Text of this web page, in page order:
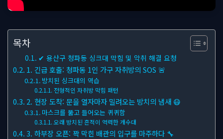
목차
✔ 용산구 청파동 싱크대 막힘 및 악취 해결 요청
1. 긴급 호출: 청파동 1인 가구 자취방의 SOS 🚨
방치된 싱크대의 역습
전형적인 자취방 막힘 패턴
2. 현장 도착: 문을 열자마자 밀려오는 방치의 냄새 😷
마스크를 뚫고 들어오는 퀴퀴함
오래 방치된 흔적이 역력한 개수대
3. 하부장 오픈: 꽉 막힌 배관의 입구를 마주하다 🔧